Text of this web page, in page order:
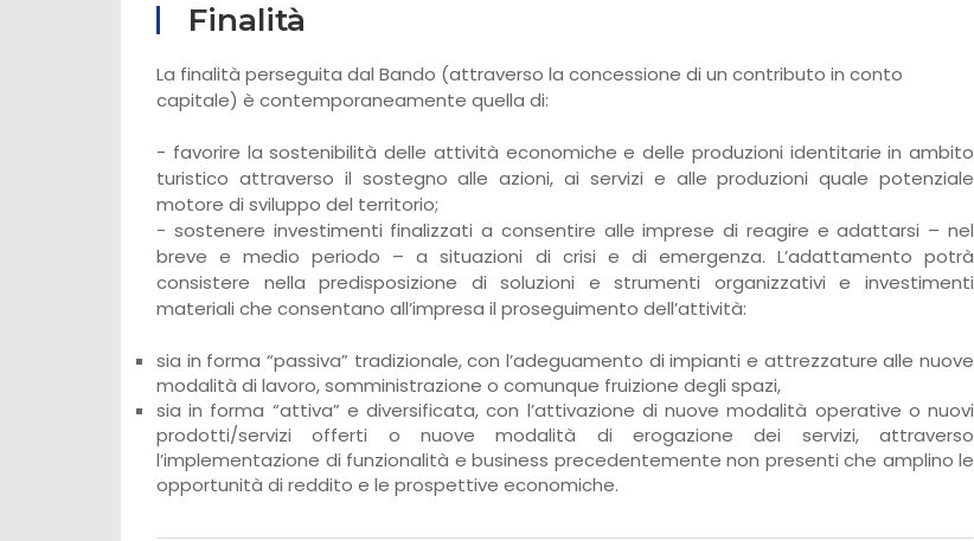
Finalità
La finalità perseguita dal Bando (attraverso la concessione di un contributo in conto
capitale) è contemporaneamente quella di:
- favorire la sostenibilità delle attività economiche e delle produzioni identitarie in ambito
turistico attraverso il sostegno alle azioni, ai servizi e alle produzioni quale potenziale
motore di sviluppo del territorio;
- sostenere investimenti finalizzati a consentire alle imprese di reagire e adattarsi – nel
breve e medio periodo – a situazioni di crisi e di emergenza. L’adattamento potrà
consistere nella predisposizione di soluzioni e strumenti organizzativi e investimenti
materiali che consentano all’impresa il proseguimento dell’attività:
sia in forma “passiva” tradizionale, con l’adeguamento di impianti e attrezzature alle nuove
modalità di lavoro, somministrazione o comunque fruizione degli spazi,
sia in forma “attiva” e diversificata, con l’attivazione di nuove modalità operative o nuovi
prodotti/servizi offerti o nuove modalità di erogazione dei servizi, attraverso
l’implementazione di funzionalità e business precedentemente non presenti che amplino le
opportunità di reddito e le prospettive economiche.